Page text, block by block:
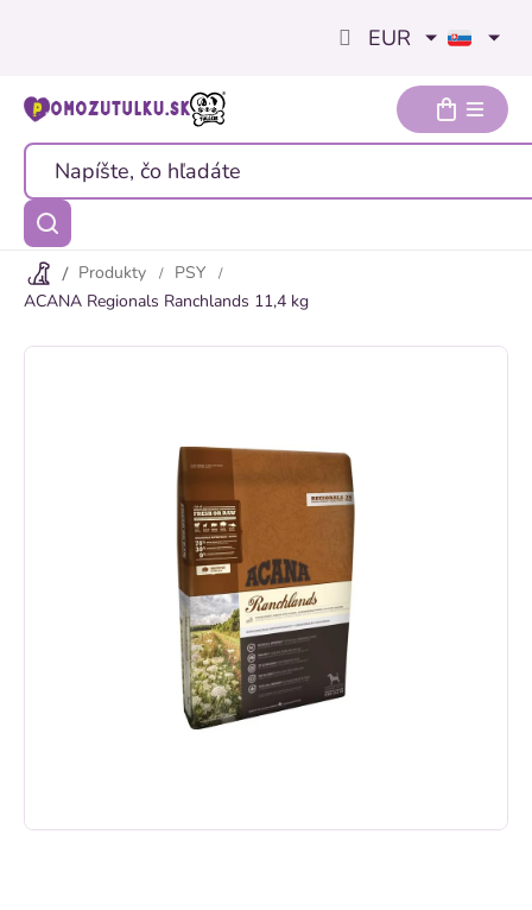
EUR
Produkty
PSY
ACANA Regionals Ranchlands 11,4 kg